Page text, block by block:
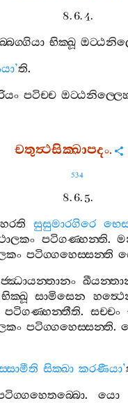
8. 6. 4.
භික‍්ඛූ
’ති.
පටිච‍්ච
චතුත්‍ථසික‍්ඛාපදං.
534
8. 6. 5.
සුසුමාරගිරෙ
පටිගණ‍්හන‍්ති.
පටිග‍්ගහෙස‍්සන‍්ති
භික‍්ඛූ සාමිසෙන
පටිගණ‍්හන‍්තීති. සච‍්චං
පටිග‍්ගහෙස‍්සන‍්ති.
සික‍්ඛා කරණීයා’
. යො